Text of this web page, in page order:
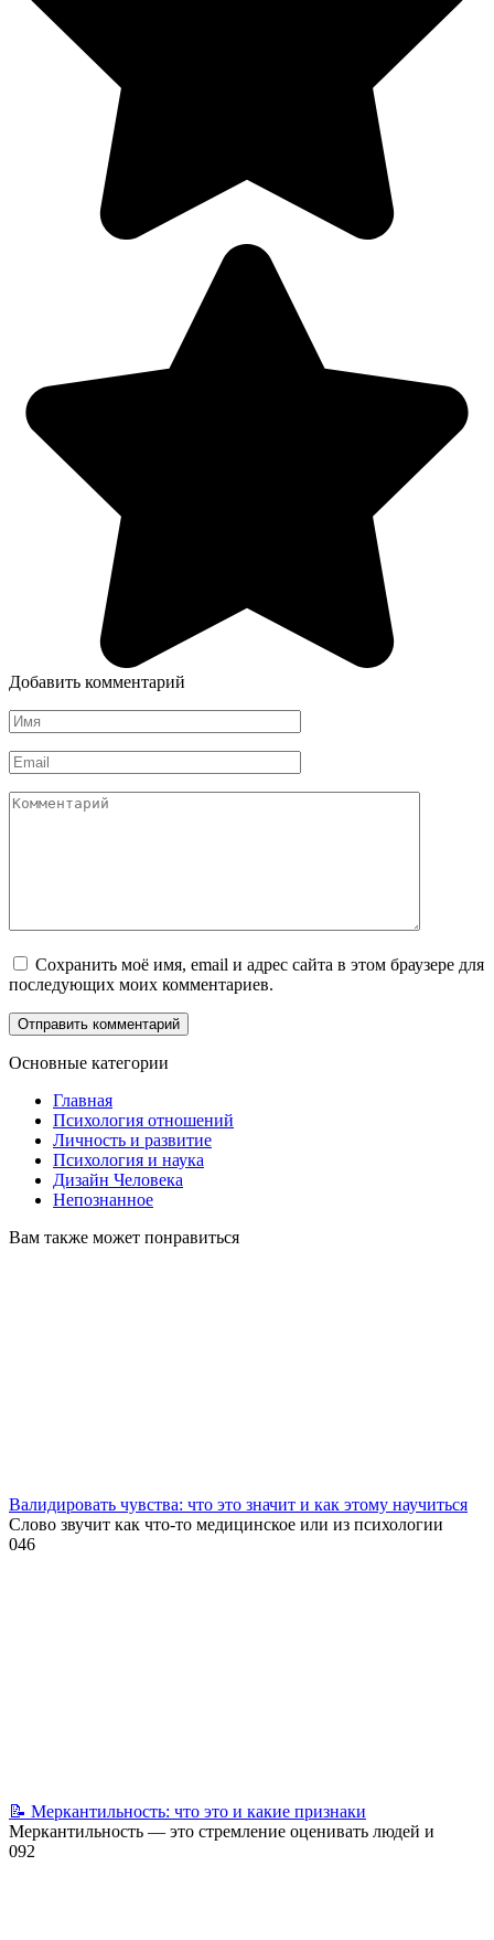
Добавить комментарий
Имя
*
Email
*
Комментарий
Сохранить моё имя, email и адрес сайта в этом браузере для
последующих моих комментариев.
Основные категории
Главная
Психология отношений
Личность и развитие
Психология и наука
Дизайн Человека
Непознанное
Вам также может понравиться
Валидировать чувства: что это значит и как этому научиться
Слово звучит как что-то медицинское или из психологии
046
📝 Меркантильность: что это и какие признаки
Меркантильность — это стремление оценивать людей и
092